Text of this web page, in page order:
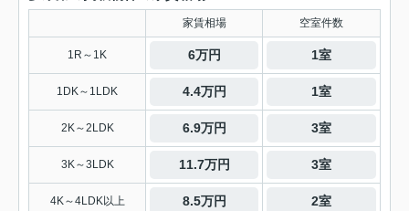
家賃相場 空室件数
1R～1K 6万円 1室
1DK～1LDK 4.4万円 1室
2K～2LDK 6.9万円 3室
3K～3LDK 11.7万円 3室
4K～4LDK以上 8.5万円 2室